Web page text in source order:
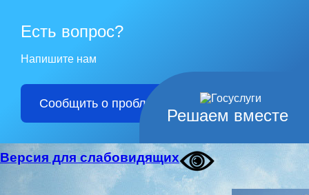
Решаем вместе
Есть вопрос?
Напишите нам
Сообщить о проблеме
Версия для слабовидящих